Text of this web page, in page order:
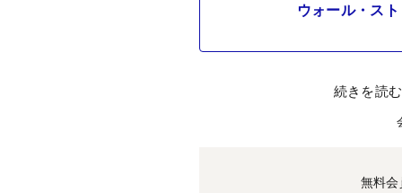
ウォール・ス
続きを読
無料会